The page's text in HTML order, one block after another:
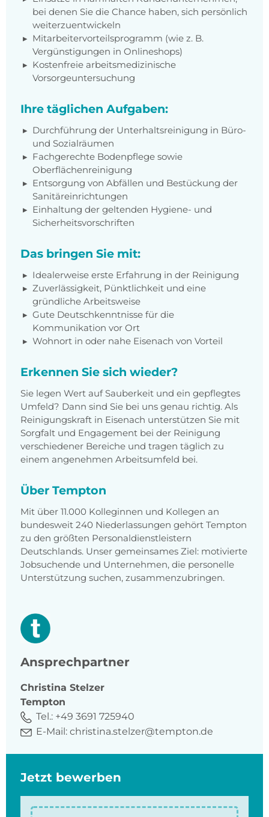
bei denen Sie die Chance haben, sich persönlich
weiterzuentwickeln
Mitarbeitervorteilsprogramm (wie z. B.
Vergünstigungen in Onlineshops)
Kostenfreie arbeitsmedizinische
Vorsorgeuntersuchung
Ihre täglichen Aufgaben:
Durchführung der Unterhaltsreinigung in Büro-
und Sozialräumen
Fachgerechte Bodenpflege sowie
Oberflächenreinigung
Entsorgung von Abfällen und Bestückung der
Sanitäreinrichtungen
Einhaltung der geltenden Hygiene- und
Sicherheitsvorschriften
Das bringen Sie mit:
Idealerweise erste Erfahrung in der Reinigung
Zuverlässigkeit, Pünktlichkeit und eine
gründliche Arbeitsweise
Gute Deutschkenntnisse für die
Kommunikation vor Ort
Wohnort in oder nahe Eisenach von Vorteil
Erkennen Sie sich wieder?
Sie legen Wert auf Sauberkeit und ein gepflegtes
Umfeld? Dann sind Sie bei uns genau richtig. Als
Reinigungskraft in Eisenach unterstützen Sie mit
Sorgfalt und Engagement bei der Reinigung
verschiedener Bereiche und tragen täglich zu
einem angenehmen Arbeitsumfeld bei.
Über Tempton
Mit über 11.000 Kolleginnen und Kollegen an
bundesweit 240 Niederlassungen gehört Tempton
zu den größten Personaldienstleistern
Deutschlands. Unser gemeinsames Ziel: motivierte
Jobsuchende und Unternehmen, die personelle
Unterstützung suchen, zusammenzubringen.
Ansprechpartner
Christina Stelzer
Tempton
Tel.: +49 3691 725940
E-Mail: christina.stelzer@tempton.de
Jetzt bewerben